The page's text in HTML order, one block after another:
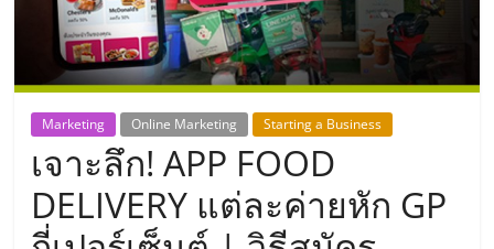
รวม
ธุรกิจ
เอ
Marketing Online Marketing Starting a Business
เจาะลึก! APP FOOD
DELIVERY แต่ละค่ายหัก GP